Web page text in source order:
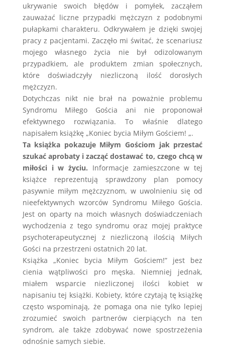
ukrywanie swoich błędów i pomyłek, zacząłem
zauważać liczne przypadki mężczyzn z podobnymi
pułapkami charakteru. Odkrywałem je dzięki swojej
pracy z pacjentami. Zaczęło mi świtać, że scenariusz
mojego własnego życia nie był odizolowanym
przypadkiem, ale produktem zmian społecznych,
które doświadczyły niezliczoną ilość dorosłych
mężczyzn.
Dotychczas nikt nie brał na poważnie problemu
Syndromu Miłego Gościa ani nie proponował
efektywnego rozwiązania. To właśnie dlatego
napisałem książkę „Koniec bycia Miłym Gościem! „.
Ta książka pokazuje Miłym Gościom jak przestać
szukać aprobaty i zacząć dostawać to, czego chcą w
miłości i w życiu. Informacje zamieszczone w tej
książce reprezentują sprawdzony plan pomocy
pasywnie miłym mężczyznom, w uwolnieniu się od
nieefektywnych wzorców Syndromu Miłego Gościa.
Jest on oparty na moich własnych doświadczeniach
wychodzenia z tego syndromu oraz mojej praktyce
psychoterapeutycznej z niezliczoną ilością Miłych
Gości na przestrzeni ostatnich 20 lat.
Książka „Koniec bycia Miłym Gościem!” jest bez
cienia wątpliwości pro męska. Niemniej jednak,
miałem wsparcie niezliczonej ilości kobiet w
napisaniu tej książki. Kobiety, które czytają tę książkę
często wspominają, że pomaga ona nie tylko lepiej
zrozumieć swoich partnerów cierpiących na ten
syndrom, ale także zdobywać nowe spostrzeżenia
odnośnie samych siebie.